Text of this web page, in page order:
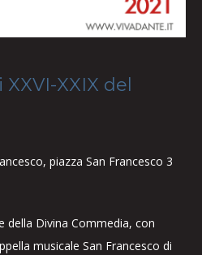
XXIX del
piazza San Francesco 3
della Divina Commedia, con
musicale San Francesco di